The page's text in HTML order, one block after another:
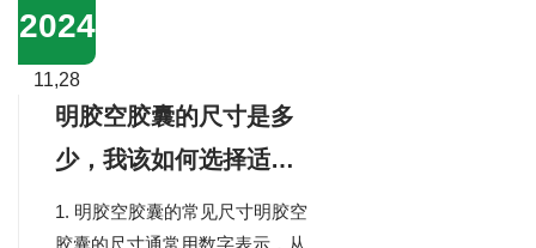
生素和化学品：防止药物和胶囊
之间的不良反应。7.儿童用药：
无毒、无动物，适合儿童...
2024
11,28
明胶空胶囊的尺寸是多
少，我该如何选择适合
我的？
1. 明胶空胶囊的常见尺寸明胶空
胶囊的尺寸通常用数字表示，从